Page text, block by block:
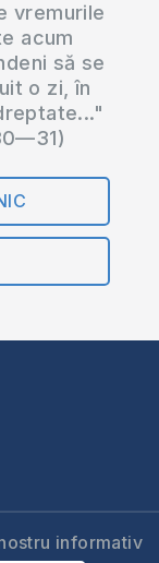
vremurile
acum
să se
o zi, în
informativ